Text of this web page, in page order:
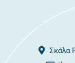
Σκάλα